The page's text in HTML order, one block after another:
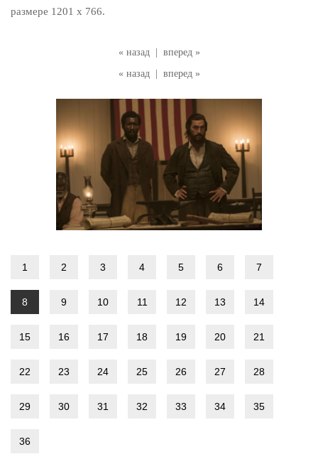
« назад
вперед »
« назад
вперед »
размере 1201 x 766.
1 2 3 4 5 6 7
8 9 10 11 12 13 14
15 16 17 18 19 20 21
22 23 24 25 26 27 28
29 30 31 32 33 34 35
36